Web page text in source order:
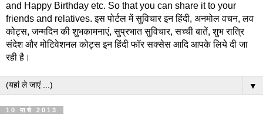
and Happy Birthday etc. So that you can share it to your
friends and relatives. इस पोर्टल में सुविचार इन हिंदी, अनमोल वचन, लव
कोट्स, जन्मदिन की शुभकामनाएं, सुप्रभात सुविचार, सच्ची बातें, शुभ रात्रि
संदेश और मोटिवेशनल कोट्स इन हिंदी फॉर सक्सेस आदि आपके लिये दी जा
रही है।
▼
10 मार्च 2013